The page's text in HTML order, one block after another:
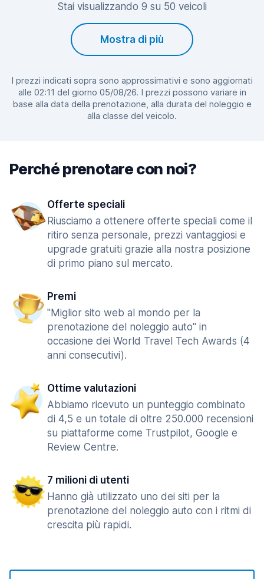
Stai visualizzando 9 su 50 veicoli
Mostra di più
I prezzi indicati sopra sono approssimativi e sono aggiornati
alle 02:11 del giorno 05/08/26. I prezzi possono variare in
base alla data della prenotazione, alla durata del noleggio e
alla classe del veicolo.
Perché prenotare con noi?
Offerte speciali
Riusciamo a ottenere offerte speciali come il
ritiro senza personale, prezzi vantaggiosi e
upgrade gratuiti grazie alla nostra posizione
di primo piano sul mercato.
Premi
"Miglior sito web al mondo per la
prenotazione del noleggio auto" in
occasione dei World Travel Tech Awards (4
anni consecutivi).
Ottime valutazioni
Abbiamo ricevuto un punteggio combinato
di 4,5 e un totale di oltre 250.000 recensioni
su piattaforme come Trustpilot, Google e
Review Centre.
7 milioni di utenti
Hanno già utilizzato uno dei siti per la
prenotazione del noleggio auto con i ritmi di
crescita più rapidi.